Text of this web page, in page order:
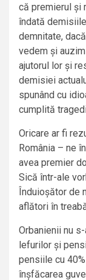
că premierul și
îndată
demnitate,
vedem și
ajutorul lor și
demisiei
spunând cu
cumplită
Oricare ar fi
România – ne
avea premier
Sică într-ale
Înduioșător de
aflători în
Orbanienii nu
lefurilor și
pensiile cu
înșfăcarea